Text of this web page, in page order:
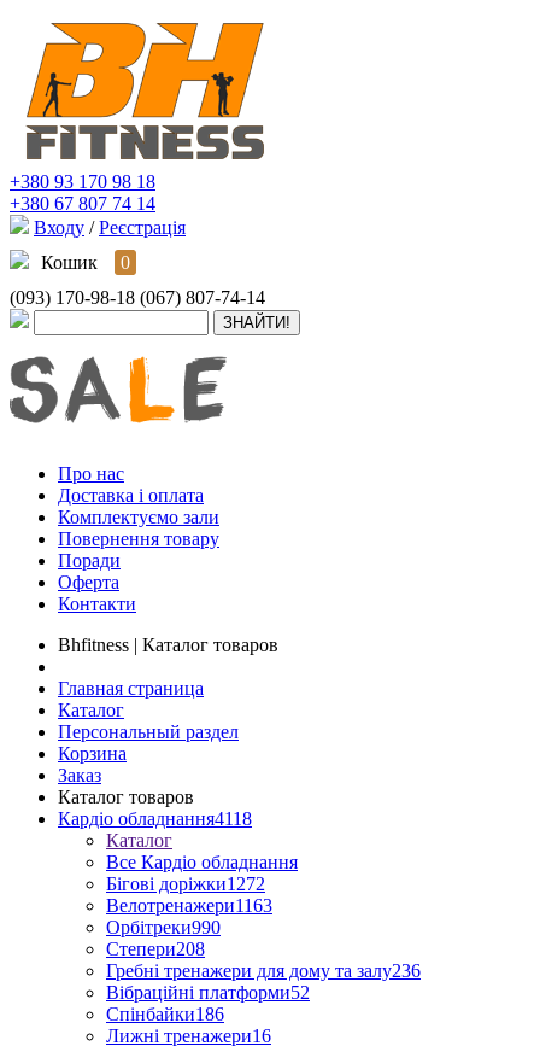
+380 93 170 98 18
+380 67 807 74 14
Входу / Реєстрація
Кошик
0
(093) 170-98-18 (067) 807-74-14
Про нас
Доставка і оплата
Комплектуємо зали
Повернення товару
Поради
Оферта
Контакти
Bhfitness | Каталог товаров
Главная страница
Каталог
Персональный раздел
Корзина
Заказ
Каталог товаров
Кардіо обладнання4118
Каталог
Все Кардіо обладнання
Бігові доріжки1272
Велотренажери1163
Орбітреки990
Степери208
Гребні тренажери для дому та залу236
Вібраційні платформи52
Спінбайки186
Лижні тренажери16